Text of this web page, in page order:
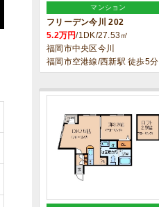
マンション
フリーデン今川 202
5.2万円/1DK/27.53㎡
福岡市中央区今川
福岡市空港線/西新駅 徒歩5分